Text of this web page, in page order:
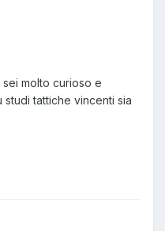
molto curioso e
tattiche vincenti sia